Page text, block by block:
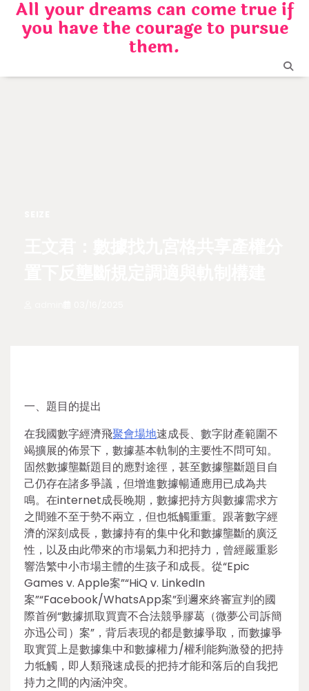
Skip
content
All your dreams can come true if
you have the courage to pursue
them.
一、題目的提出
在我國數字經濟飛聚會場地速成長、數字財產範圍不
竭擴展的佈景下，數據基本軌制的主要性不問可知。
固然數據壟斷題目的應對途徑，甚至數據壟斷題目自
己仍存在諸多爭議，但增進數據暢通應用已成為共
鳴。在internet成長晚期，數據把持方與數據需求方
之間雖不至于勢不兩立，但也牴觸重重。跟著數字經
濟的深刻成長，數據持有的集中化和數據壟斷的廣泛
性，以及由此帶來的市場氣力和把持力，曾經嚴重影
響浩繁中小市場主體的生孩子和成長。從“Epic
Games v. Apple案”“HiQ v. LinkedIn
案”“Facebook/WhatsApp案”到邇來終審宣判的國
際首例“數據抓取買賣不合法競爭膠葛（微夢公司訴簡
亦迅公司）案”，背后表現的都是數據爭取，而數據爭
取實質上是數據集中和數據權力/權利能夠激發的把持
力牴觸，即人類飛速成長的把持才能和落后的自我把
持力之間的內涵沖突。